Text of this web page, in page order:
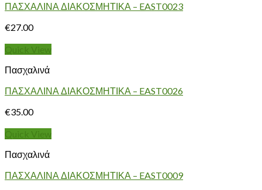
ΠΑΣΧΑΛΙΝΑ ΔΙΑΚΟΣΜΗΤΙΚΑ – EAST0023
€27.00
Quick View
Πασχαλινά
ΠΑΣΧΑΛΙΝΑ ΔΙΑΚΟΣΜΗΤΙΚΑ – EAST0026
€35.00
Quick View
Πασχαλινά
ΠΑΣΧΑΛΙΝΑ ΔΙΑΚΟΣΜΗΤΙΚΑ – EAST0009